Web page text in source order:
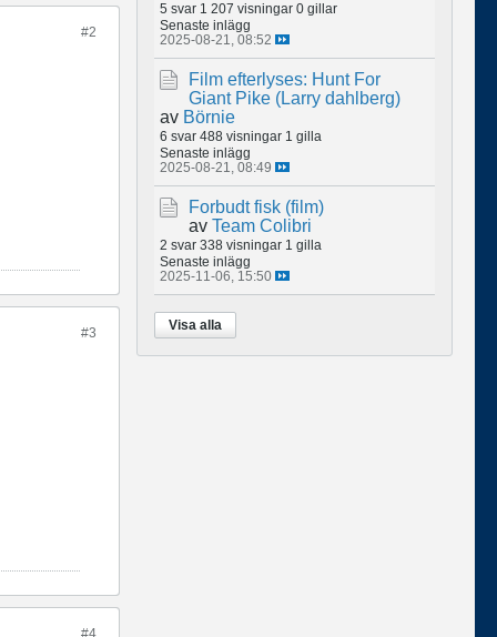
#2
#3
#4
5 svar 1 207 visningar 0 gillar
Senaste inlägg
2025-08-21, 08:52
Film efterlyses: Hunt For
Giant Pike (Larry dahlberg)
av Börnie
6 svar 488 visningar 1 gilla
Senaste inlägg
2025-08-21, 08:49
Forbudt fisk (film)
av Team Colibri
2 svar 338 visningar 1 gilla
Senaste inlägg
2025-11-06, 15:50
Visa alla